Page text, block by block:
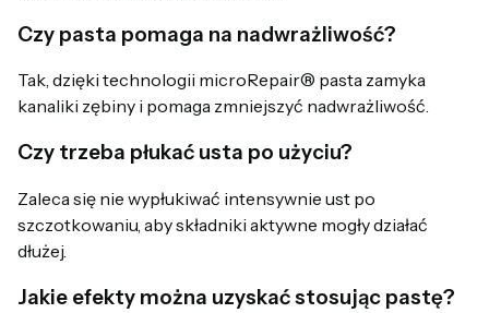
Czy pasta pomaga na nadwrażliwość?
Tak, dzięki technologii microRepair® pasta zamyka
kanaliki zębiny i pomaga zmniejszyć nadwrażliwość.
Czy trzeba płukać usta po użyciu?
Zaleca się nie wypłukiwać intensywnie ust po
szczotkowaniu, aby składniki aktywne mogły działać
dłużej.
Jakie efekty można uzyskać stosując pastę?